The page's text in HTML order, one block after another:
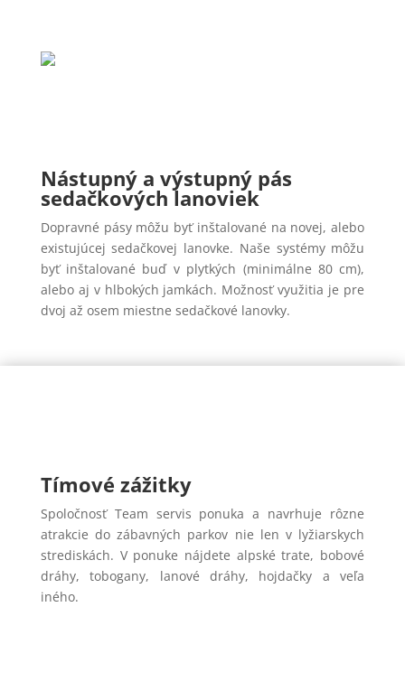
Nástupný a výstupný pás
sedačkových lanoviek
Dopravné pásy môžu byť inštalované na novej, alebo
existujúcej sedačkovej lanovke. Naše systémy môžu
byť inštalované buď v plytkých (minimálne 80 cm),
alebo aj v hlbokých jamkách. Možnosť využitia je pre
dvoj až osem miestne sedačkové lanovky.
Tímové zážitky
Spoločnosť Team servis ponuka a navrhuje rôzne
atrakcie do zábavných parkov nie len v lyžiarskych
strediskách. V ponuke nájdete alpské trate, bobové
dráhy, tobogany, lanové dráhy, hojdačky a veľa
iného.